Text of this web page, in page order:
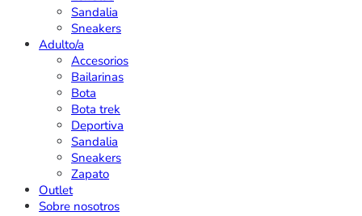
Sandalia
Sneakers
Adulto/a
Accesorios
Bailarinas
Bota
Bota trek
Deportiva
Sandalia
Sneakers
Zapato
Outlet
Sobre nosotros